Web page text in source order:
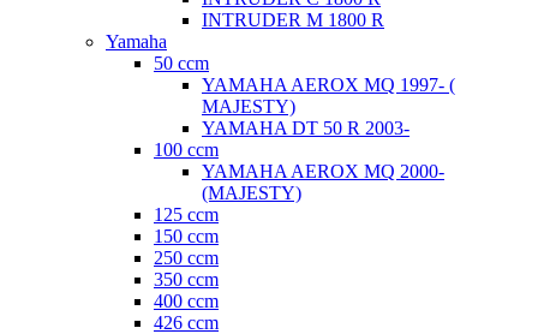
INTRUDER M 1800 R
Yamaha
50 ccm
YAMAHA AEROX MQ 1997- (
MAJESTY)
YAMAHA DT 50 R 2003-
100 ccm
YAMAHA AEROX MQ 2000-
(MAJESTY)
125 ccm
150 ccm
250 ccm
350 ccm
400 ccm
426 ccm